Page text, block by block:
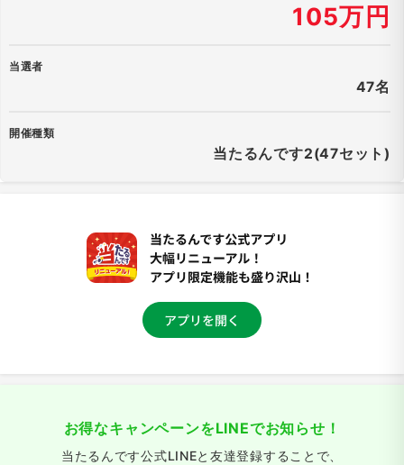
105万円
当選者
47名
開催種類
当たるんです2(47セット)
お得なキャンペーンをLINEでお知らせ！
当たるんです公式LINEと友達登録することで、